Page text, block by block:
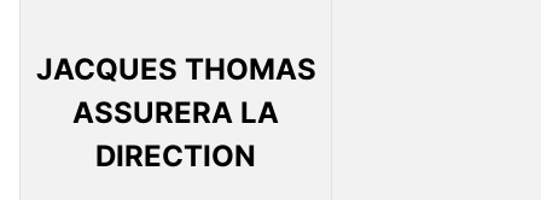
JACQUES THOMAS
ASSURERA LA
DIRECTION